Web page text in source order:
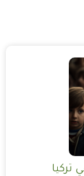
تركيا